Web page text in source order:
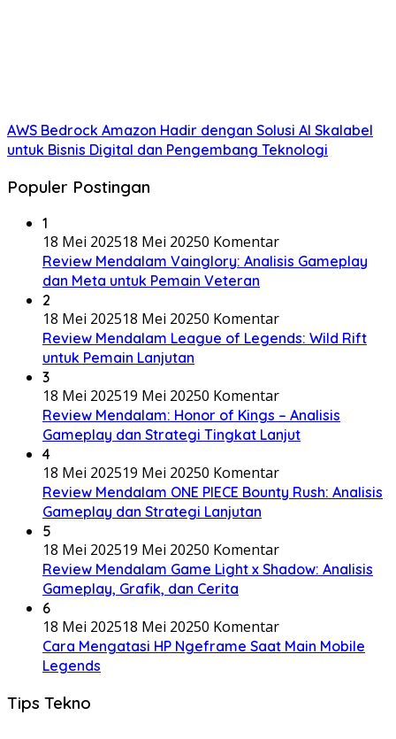
AWS Bedrock Amazon Hadir dengan Solusi AI Skalabel
untuk Bisnis Digital dan Pengembang Teknologi
Populer Postingan
1
18 Mei 202518 Mei 20250 Komentar
Review Mendalam Vainglory: Analisis Gameplay
dan Meta untuk Pemain Veteran
2
18 Mei 202518 Mei 20250 Komentar
Review Mendalam League of Legends: Wild Rift
untuk Pemain Lanjutan
3
18 Mei 202519 Mei 20250 Komentar
Review Mendalam: Honor of Kings – Analisis
Gameplay dan Strategi Tingkat Lanjut
4
18 Mei 202519 Mei 20250 Komentar
Review Mendalam ONE PIECE Bounty Rush: Analisis
Gameplay dan Strategi Lanjutan
5
18 Mei 202519 Mei 20250 Komentar
Review Mendalam Game Light x Shadow: Analisis
Gameplay, Grafik, dan Cerita
6
18 Mei 202518 Mei 20250 Komentar
Cara Mengatasi HP Ngeframe Saat Main Mobile
Legends
Tips Tekno